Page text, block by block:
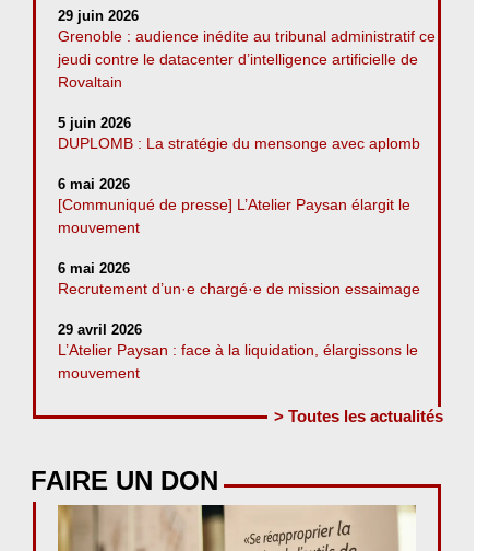
29 juin 2026
Grenoble : audience inédite au tribunal administratif ce
jeudi contre le datacenter d’intelligence artificielle de
Rovaltain
5 juin 2026
DUPLOMB : La stratégie du mensonge avec aplomb
6 mai 2026
[Communiqué de presse] L’Atelier Paysan élargit le
mouvement
6 mai 2026
Recrutement d’un·e chargé·e de mission essaimage
29 avril 2026
L’Atelier Paysan : face à la liquidation, élargissons le
mouvement
> Toutes les actualités
FAIRE UN DON